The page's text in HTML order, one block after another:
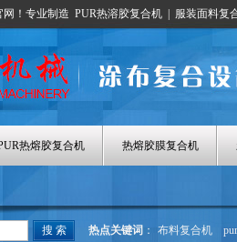
！专业制造 PUR热溶胶复合机 服装面料复
热熔胶复合机 热熔胶膜复合机
热点关键词 ： 布料复合机